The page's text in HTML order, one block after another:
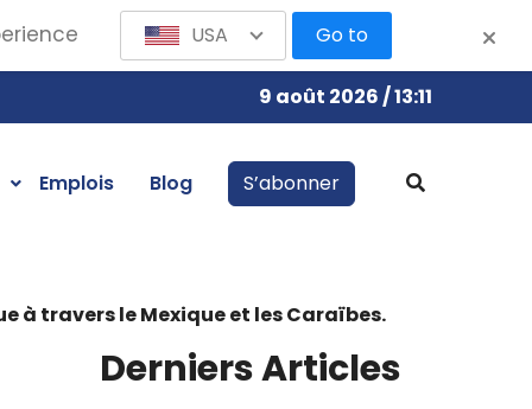
9 août 2026 / 13:11
Emplois Blog S’abonner
à travers le Mexique et les Caraïbes.
Derniers Articles
USA Go to